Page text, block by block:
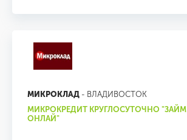
МИКРОКЛАД - ВЛАДИВОСТОК
МИКРОКРЕДИТ КРУГЛОСУТОЧНО "ЗАЙМ
ОНЛАЙ"